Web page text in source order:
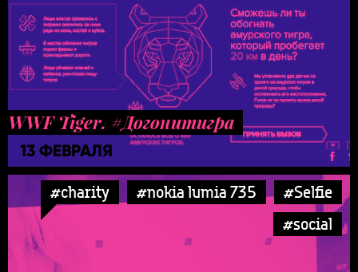
WWF Tiger. #Догонитигра
13 ФЕВРАЛЯ
#charity #nokia lumia 735
#Selfie
#social